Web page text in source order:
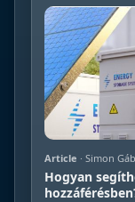
Article · Simon
Hogyan